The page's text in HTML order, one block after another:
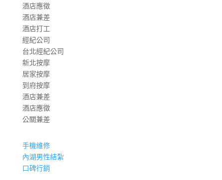
酒店應徵
酒店兼差
酒店打工
經紀公司
台北經紀公司
新北按摩
居家按摩
到府按摩
酒店兼差
酒店應徵
公關兼差
手機維修
內湖男性結紮
口碑行銷